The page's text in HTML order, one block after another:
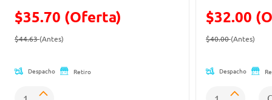
$35.70 (Oferta)
Precio reducido de
$44.63(Antes)
Despacho Retiro
$32.00
Precio
$40.00(Antes)
Despacho